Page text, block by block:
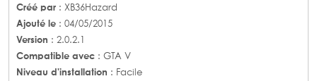
Créé par : XB36Hazard
Ajouté le : 04/05/2015
Version : 2.0.2.1
Compatible avec : GTA V
Niveau d'installation : Facile